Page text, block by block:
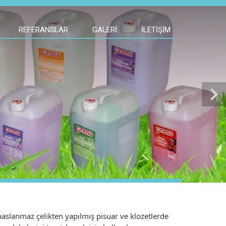
chevron_right
REFERANSLAR GALERI İLETIŞIM
çelikten yapılmış pisuar ve klozetlerde